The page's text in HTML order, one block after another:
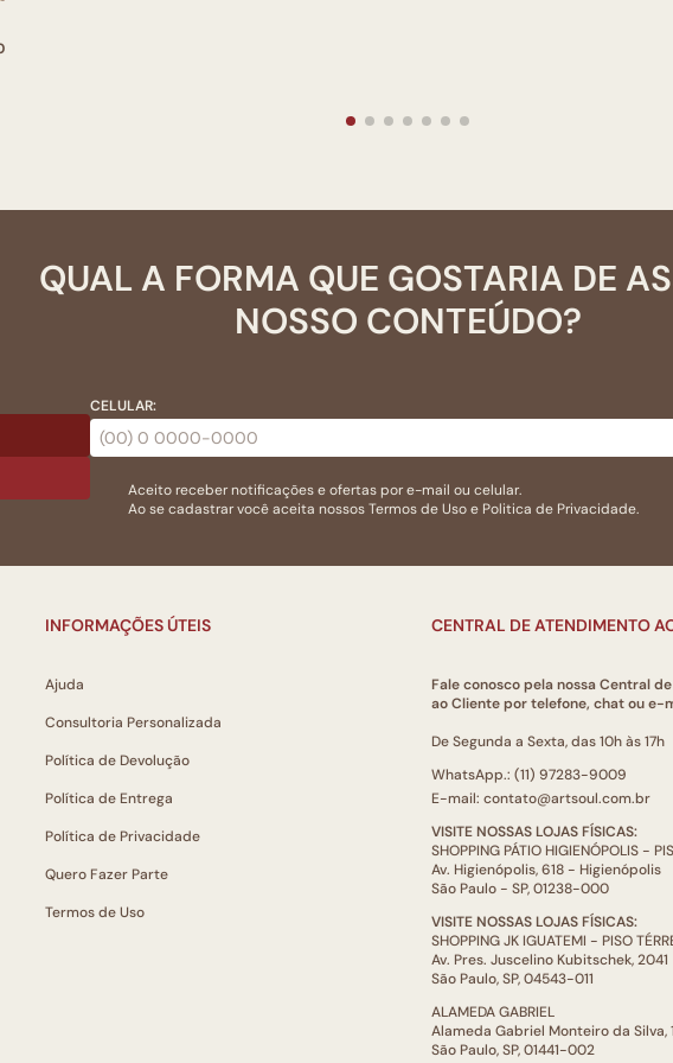
QUAL A FORMA QUE GOSTARIA DE
NOSSO CONTEÚDO?
CELULAR:
Aceito receber notificações e ofertas por e-mail ou celular.
Ao se cadastrar você aceita nossosTermos de Usoe Politica de Privacidade.
INFORMAÇÕES ÚTEIS
Ajuda
Consultoria Personalizada
Política de Devolução
Política de Entrega
Política de Privacidade
Quero Fazer Parte
Termos de Uso
CENTRAL DE ATENDIMENTO
Fale conosco pela nossa Central
ao Cliente por telefone, chat ou e-
De Segunda a Sexta, das 10h às 17h
WhatsApp.: (11) 97283-9009
E-mail: contato@artsoul.com.br
VISITE NOSSAS LOJAS FÍSICAS:
SHOPPING PÁTIO HIGIENÓPOLIS -
Av. Higienópolis, 618 - Higienópolis
São Paulo - SP, 01238-000
VISITE NOSSAS LOJAS FÍSICAS:
SHOPPING JK IGUATEMI - PISO
Av. Pres. Juscelino Kubitschek, 2041
São Paulo, SP, 04543-011
ALAMEDA GABRIEL
Alameda Gabriel Monteiro da Silva,
São Paulo, SP, 01441-002